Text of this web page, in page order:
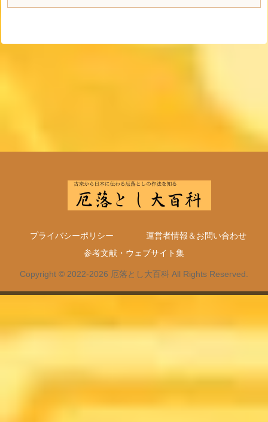
プライバシーポリシー
運営者情報＆お問い合わせ
参考文献・ウェブサイト集
Copyright © 2022-2026 厄落とし大百科 All Rights Reserved.